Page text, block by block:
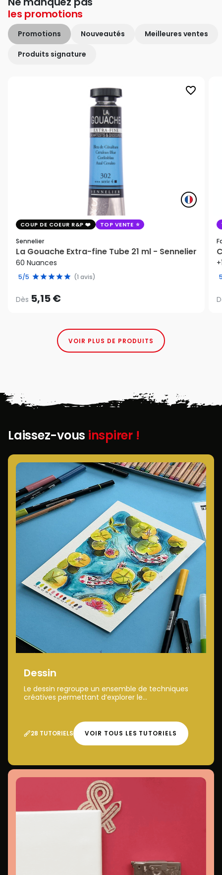
les promotions
Promotions Nouveautés Meilleures ventes
Produits signature
favorite_border
COUP DE COEUR R&P TOP VENTE
Sennelier
La Gouache Extra-fine Tube 21 ml - Sennelier
60 Nuances
5/5 (1 avis)
Dès 5,15 €
VOIR PLUS DE PRODUITS
Laissez-vous inspirer !
Dessin
Le dessin regroupe un ensemble de techniques
créatives permettant d’explorer le...
28 TUTORIELS VOIR TOUS LES TUTORIELS